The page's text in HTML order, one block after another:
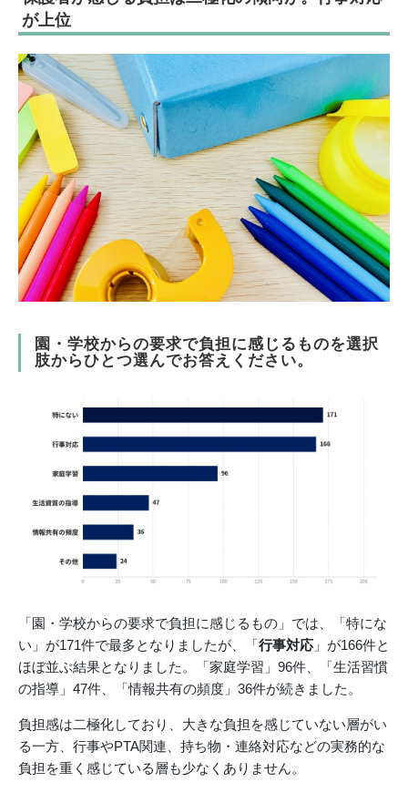
が上位
園・学校からの要求で負担に感じるものを選択
肢からひとつ選んでお答えください。
「園・学校からの要求で負担に感じるもの」では、「特にな
い」が171件で最多となりましたが、「行事対応 」が166件と
ほぼ並ぶ結果となりました。「家庭学習」96件、「生活習慣
の指導」47件、「情報共有の頻度」36件が続きました。
負担感は二極化しており、大きな負担を感じていない層がい
る一方、行事やPTA関連、持ち物・連絡対応などの実務的な
負担を重く感じている層も少なくありません。